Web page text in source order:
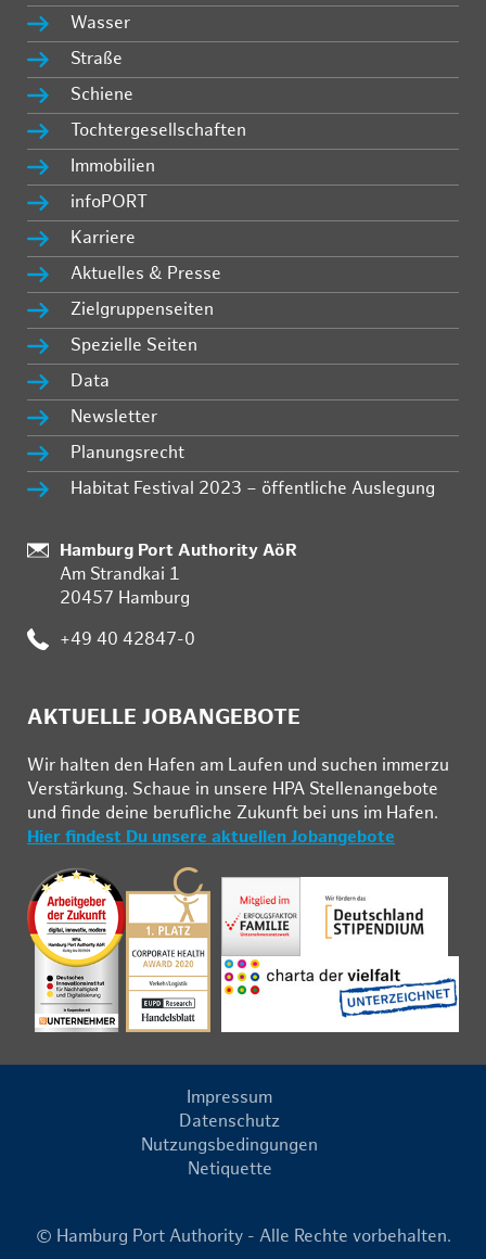
Wasser
Straße
Schiene
Tochtergesellschaften
Immobilien
infoPORT
Karriere
Aktuelles & Presse
Zielgruppenseiten
Spezielle Seiten
Data
Newsletter
Planungsrecht
Habitat Festival 2023 – öffentliche Auslegung
Standort:
Hamburg Port Authority AöR
Am Strandkai 1
20457 Hamburg
Telefon:
+49 40 42847-0
AKTUELLE JOBANGEBOTE
Wir hal­ten den Ha­fen am Lau­fen und su­chen im­mer­zu
Ver­stär­kung. Schau­e in un­se­re HPA Stel­len­an­ge­bo­te
und fin­de deine be­ruf­li­che Zu­kunft bei uns im Ha­fen.
Hier findest Du unsere aktuellen Jobangebote
Impressum
Datenschutz
Nutzungsbedingungen
Netiquette
© Hamburg Port Authority - Alle Rechte vorbehalten.